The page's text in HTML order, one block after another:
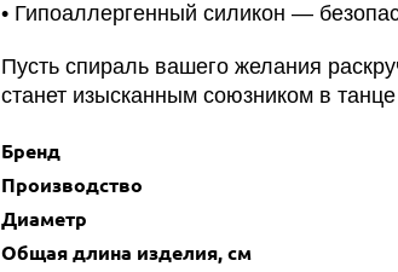
• Гипоаллергенный силикон —
Пусть спираль вашего желания
станет изысканным союзником в
Бренд
Производство
Диаметр
Общая длина изделия, см